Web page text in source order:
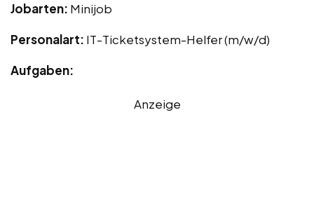
Jobarten: Minijob
Personalart: IT-Ticketsystem-Helfer (m/w/d)
Aufgaben:
Anzeige